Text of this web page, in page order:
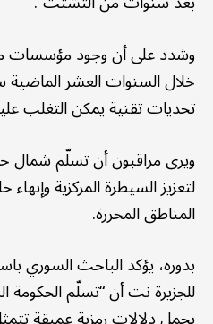
وشدد على أن وجود مؤسسات
خلال السنوات العشر
تحديات تقنية يمكن التغلب
ويرى مراقبون أن تسلّم شمال
لتعزيز السيطرة المركزية
المناطق المحررة.
بدوره، يؤكد الباحث السوري
للجزيرة نت أن “تسلّم